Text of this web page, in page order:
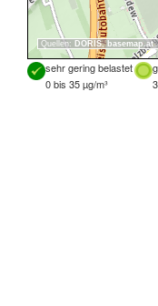
Quellen: DORIS, basemap.at
sehr gering belastet
0 bis 35 µg/m³